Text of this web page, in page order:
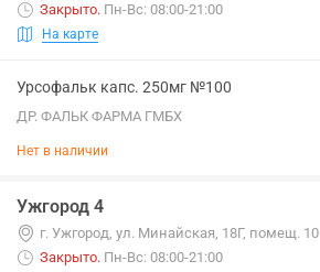
Закрыто. Пн-Вс: 08:00-21:00
На карте
Урсофальк капс. 250мг №100
ДР. ФАЛЬК ФАРМА ГМБХ
Нет в наличии
Ужгород 4
г. Ужгород, ул. Минайская, 18Г, помещ. 10
Закрыто. Пн-Вс: 08:00-21:00